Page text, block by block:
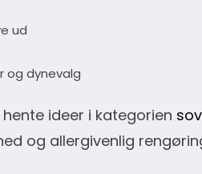
ud
og dynevalg
ideer i kategorien
og allergivenlig